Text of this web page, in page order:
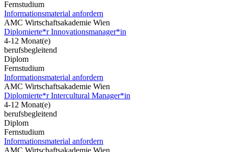
Fernstudium
Informationsmaterial anfordern
AMC Wirtschaftsakademie Wien
Diplomierte*r Innovationsmanager*in
4-12 Monat(e)
berufsbegleitend
Diplom
Fernstudium
Informationsmaterial anfordern
AMC Wirtschaftsakademie Wien
Diplomierte*r Intercultural Manager*in
4-12 Monat(e)
berufsbegleitend
Diplom
Fernstudium
Informationsmaterial anfordern
AMC Wirtschaftsakademie Wien